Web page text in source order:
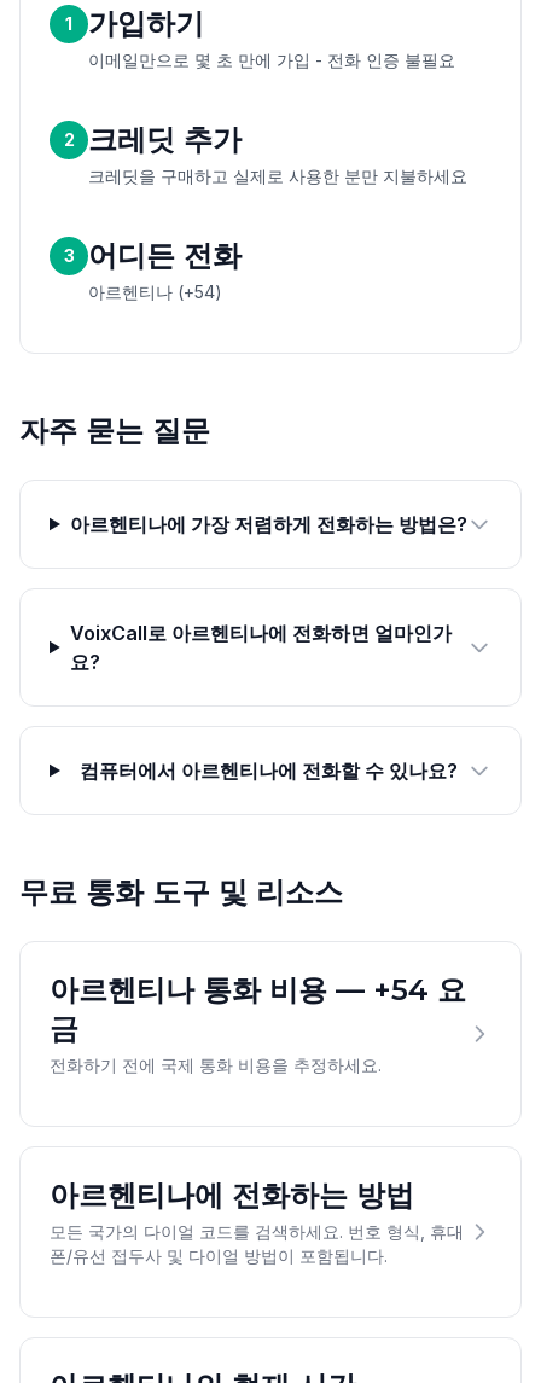
1 가입하기
이메일만으로 몇 초 만에 가입 - 전화 인증 불필요
2 크레딧 추가
크레딧을 구매하고 실제로 사용한 분만 지불하세요
3 어디든 전화
아르헨티나 (+54)
자주 묻는 질문
아르헨티나에 가장 저렴하게 전화하는 방법은?
VoixCall로 아르헨티나에 전화하면 얼마인가
요?
컴퓨터에서 아르헨티나에 전화할 수 있나요?
무료 통화 도구 및 리소스
아르헨티나 통화 비용 — +54 요
금
전화하기 전에 국제 통화 비용을 추정하세요.
아르헨티나에 전화하는 방법
모든 국가의 다이얼 코드를 검색하세요. 번호 형식, 휴대
폰/유선 접두사 및 다이얼 방법이 포함됩니다.